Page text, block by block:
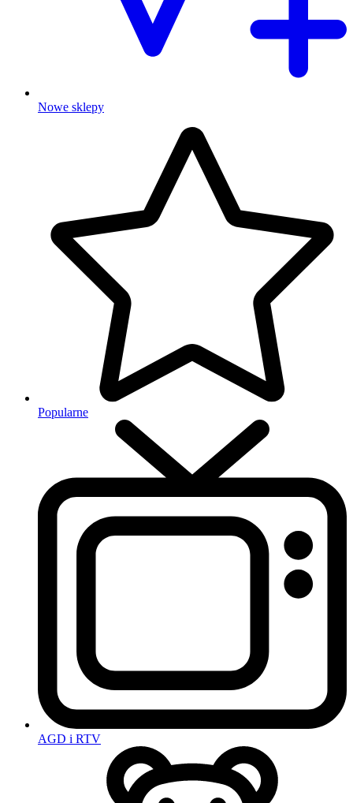
Nowe sklepy
Popularne
AGD i RTV